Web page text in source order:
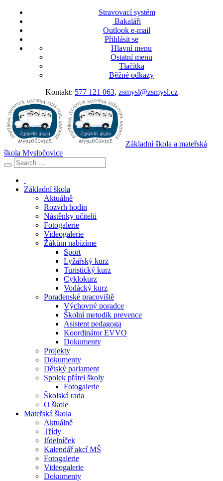
Stravovací systém
Bakaláři
Outlook e-mail
Přihlásit se
Hlavní menu
Ostatní menu
Tlačítka
Běžné odkazy
Kontakt: 577 121 063, zsmysl@zsmysl.cz
Základní škola a mateřská
škola Mysločovice
Základní škola
Aktuálně
Rozvrh hodin
Nástěnky učitelů
Fotogalerie
Videogalerie
Žákům nabízíme
Sport
Lyžařský kurz
Turistický kurz
Cyklokurz
Vodácký kurz
Poradenské pracoviště
Výchovný poradce
Školní metodik prevence
Asistent pedagoga
Koordinátor EVVO
Dokumenty
Projekty
Dokumenty
Dětský parlament
Spolek přátel školy
Fotogalerie
Školská rada
O škole
Mateřská škola
Aktuálně
Třídy
Jídelníček
Kalendář akcí MŠ
Fotogalerie
Videogalerie
Dokumenty